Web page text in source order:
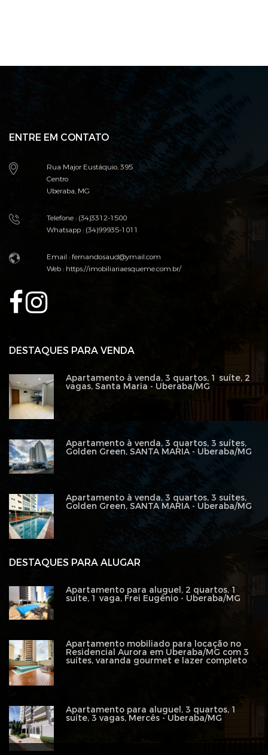
ENTRE EM CONTATO
Rua Major Eustáquio, 395
Centro
Uberaba, MG
Telefone : (34)3312-1500
Whatsapp : (34)99935-1011
Email :fernandosaud@ymail.com
Web :https://imobiliariaesqueme.com.br/
DESTAQUES PARA ALUGAR
Apartamento para aluguel, 2 quartos, 1
suíte, 1 vaga, Frei Eugênio - Uberaba/MG
Apartamento mobiliado para locação no
Residencial Aurora em Uberaba/MG com 3
suítes, varanda gourmet e lazer completo
Apartamento para aluguel, 3 quartos, 1
suíte, 3 vagas, Mercês - Uberaba/MG
DESTAQUES PARA VENDA
Apartamento à venda, 3 quartos, 1 suíte, 2
vagas, Santa Maria - Uberaba/MG
Apartamento à venda, 3 quartos, 3 suítes,
Golden Green, SANTA MARIA - Uberaba/MG
Apartamento à venda, 3 quartos, 3 suítes,
Golden Green, SANTA MARIA - Uberaba/MG